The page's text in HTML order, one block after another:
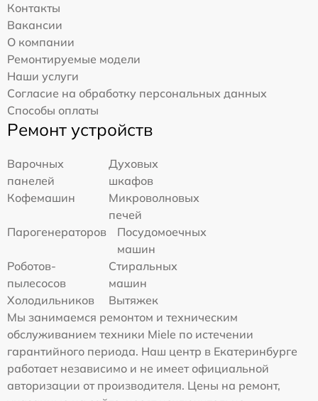
Контакты
Вакансии
О компании
Ремонтируемые модели
Наши услуги
Согласие на обработку персональных данных
Способы оплаты
Ремонт устройств
Варочных
панелей
Духовых
шкафов
Кофемашин
Микроволновых
печей
Парогенераторов
Посудомоечных
машин
Роботов-
пылесосов
Стиральных
машин
Холодильников
Вытяжек
Мы занимаемся ремонтом и техническим
обслуживанием техники Miele по истечении
гарантийного периода. Наш центр в Екатеринбурге
работает независимо и не имеет официальной
авторизации от производителя. Цены на ремонт,